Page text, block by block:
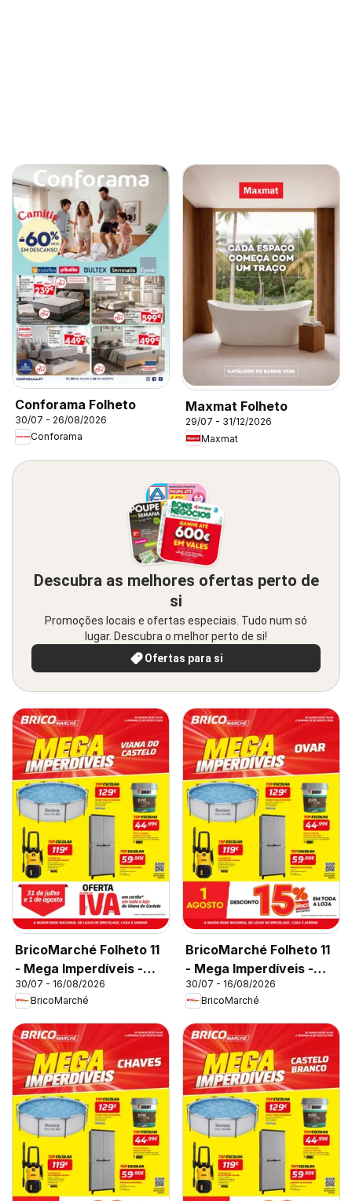
Conforama Folheto
30/07 - 26/08/2026
Conforama
Maxmat Folheto
29/07 - 31/12/2026
Maxmat
Descubra as melhores ofertas perto de
si
Promoções locais e ofertas especiais. Tudo num só
lugar. Descubra o melhor perto de si!
Ofertas para si
BricoMarché Folheto 11
- Mega Imperdíveis -
Viana do Castelo
30/07 - 16/08/2026
BricoMarché
BricoMarché Folheto 11
- Mega Imperdíveis -
Ovar
30/07 - 16/08/2026
BricoMarché